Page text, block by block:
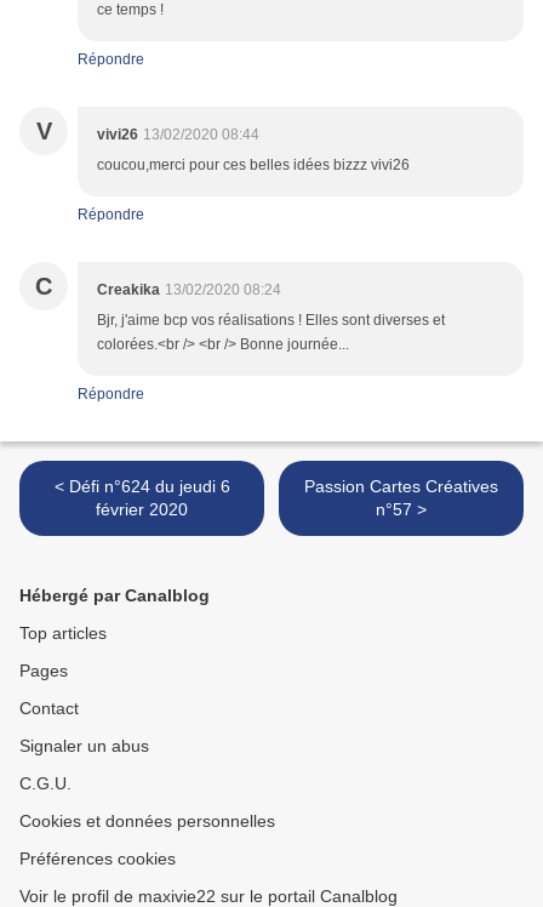
ce temps !
Répondre
V vivi26 13/02/2020 08:44
coucou,merci pour ces belles idées bizzz vivi26
Répondre
C Creakika 13/02/2020 08:24
Bjr, j'aime bcp vos réalisations ! Elles sont diverses et
colorées.<br /> <br /> Bonne journée...
Répondre
< Défi n°624 du jeudi 6
février 2020
Passion Cartes Créatives
n°57 >
Hébergé par Canalblog
Top articles
Pages
Contact
Signaler un abus
C.G.U.
Cookies et données personnelles
Préférences cookies
Voir le profil de maxivie22 sur le portail Canalblog